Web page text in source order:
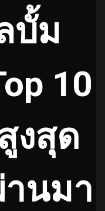
บั้ม
10
งสุด
นมา